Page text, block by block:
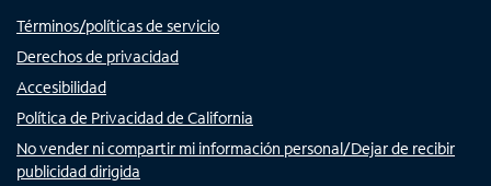
Términos/políticas de servicio
Derechos de privacidad
Accesibilidad
Política de Privacidad de California
No vender ni compartir mi información personal/Dejar de recibir
publicidad dirigida